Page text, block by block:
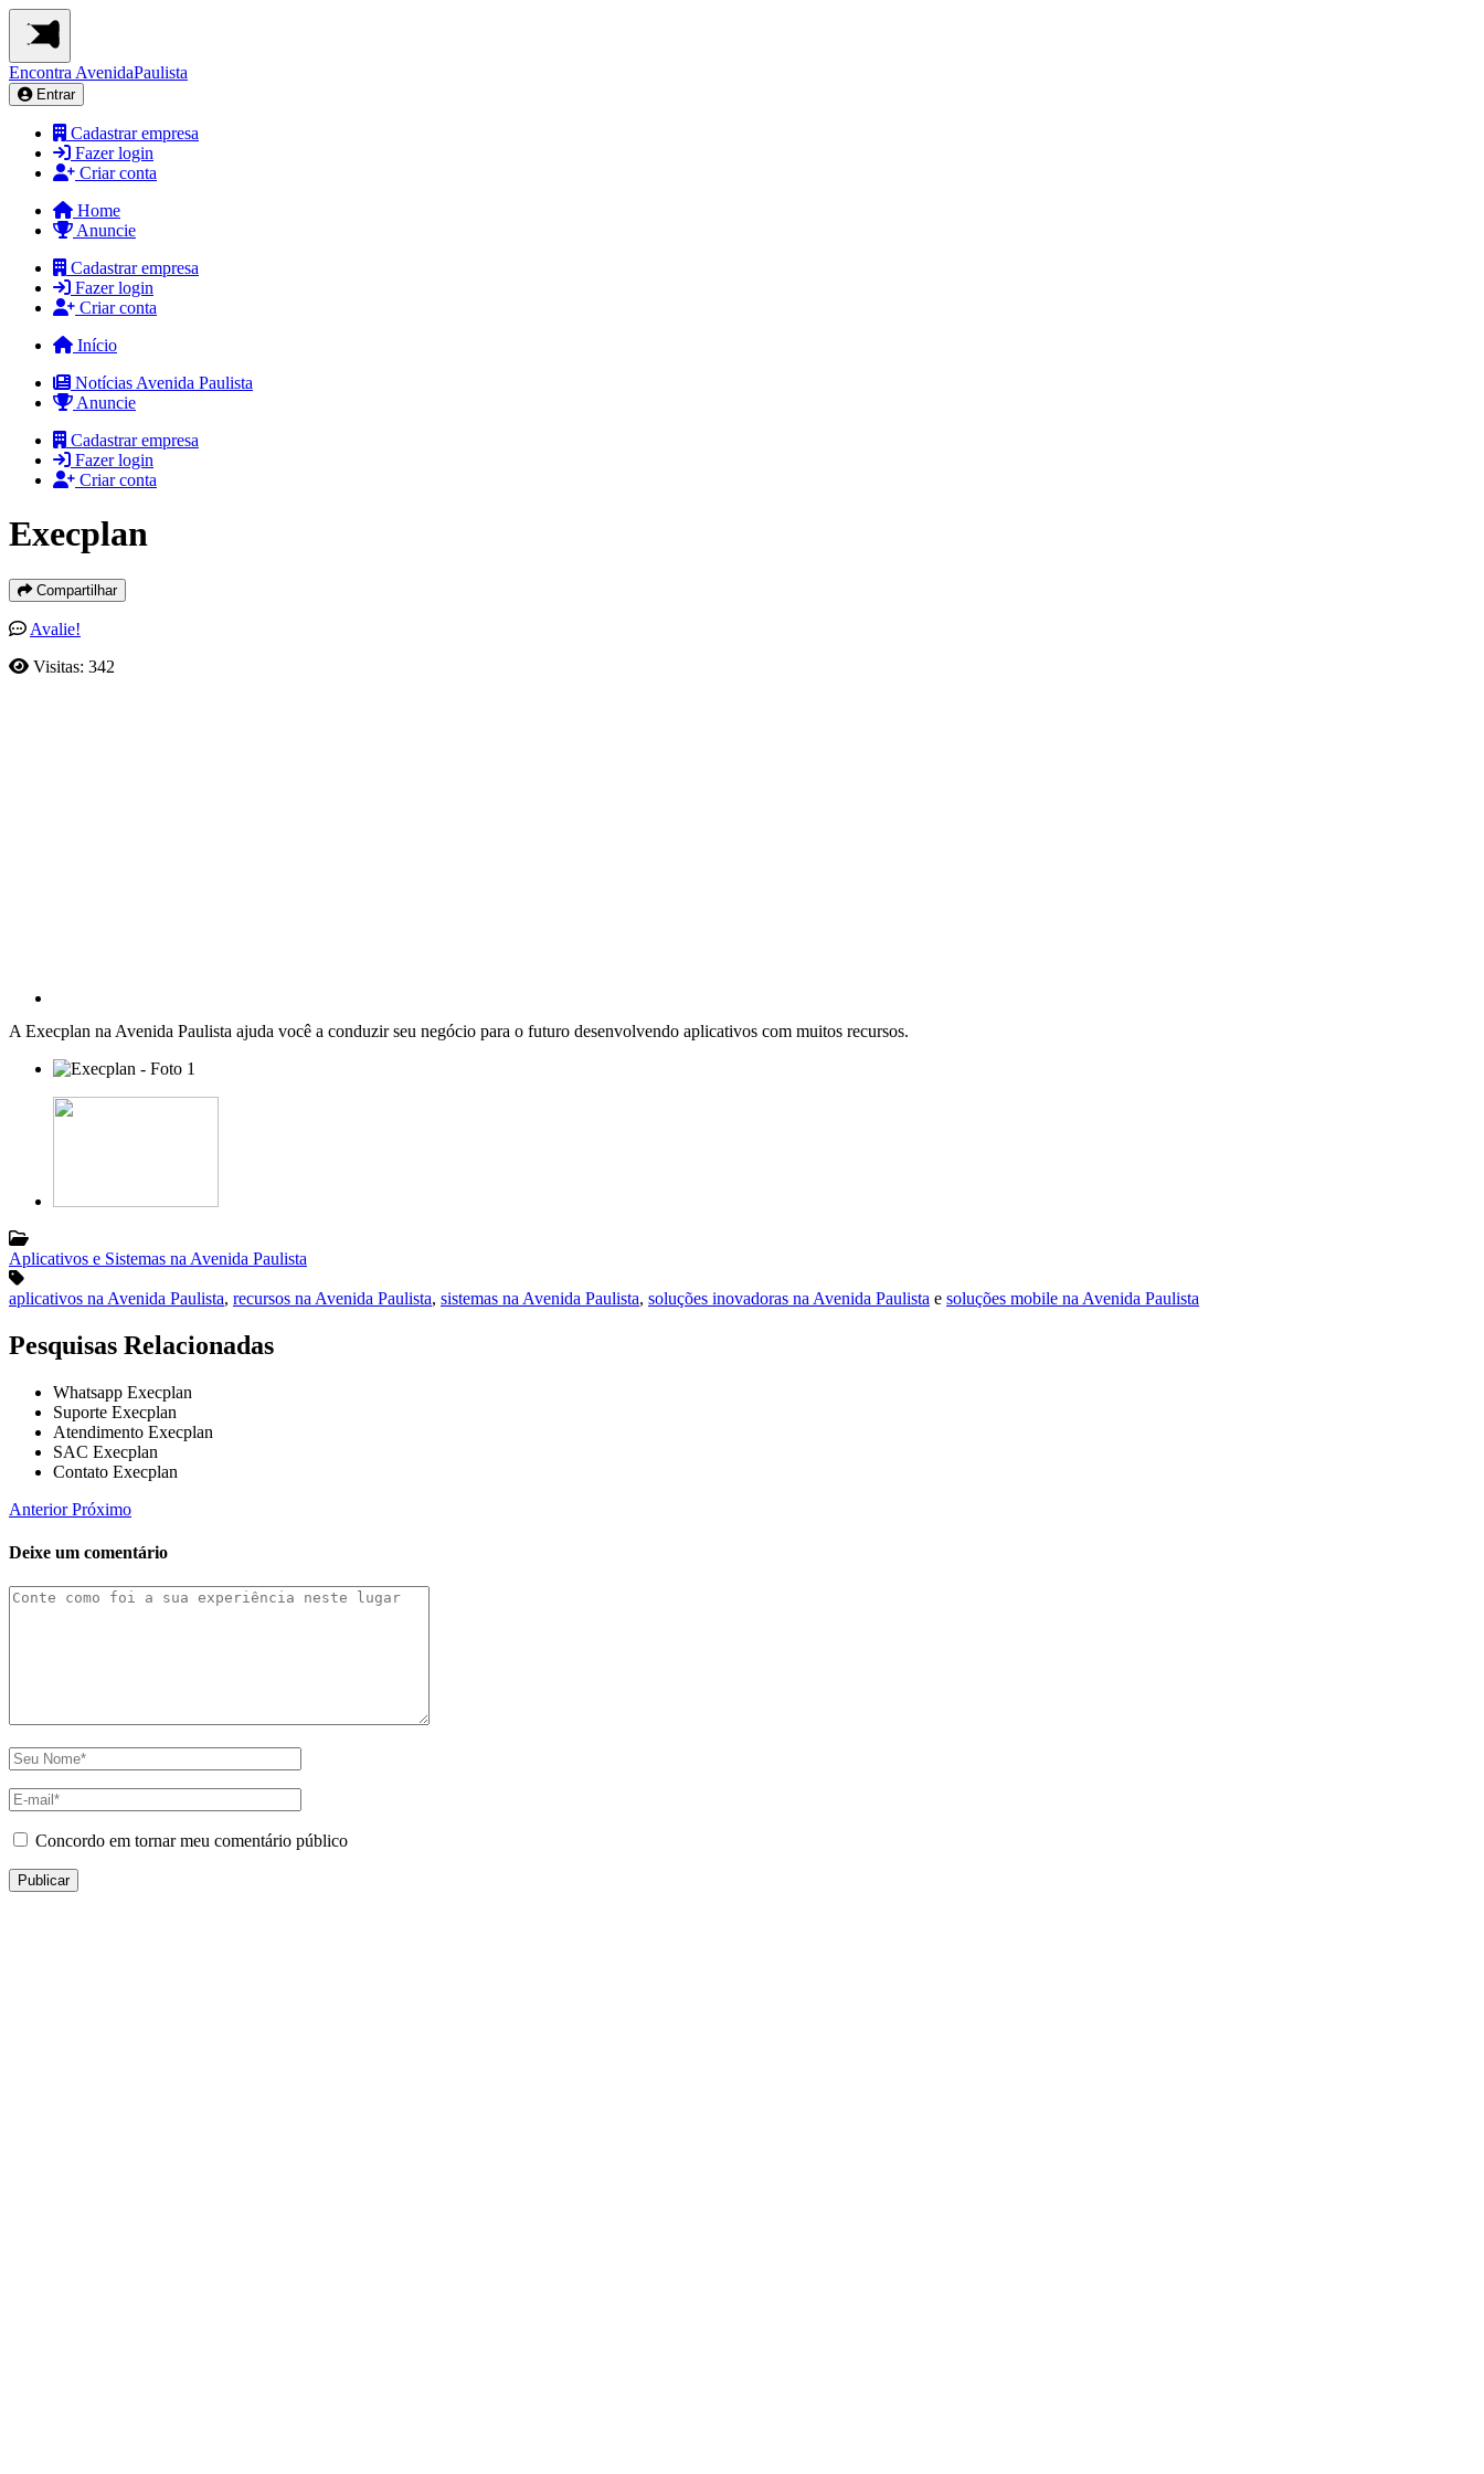
Encontra AvenidaPaulista
Entrar
Cadastrar empresa
Fazer login
Criar conta
Home
Anuncie
Cadastrar empresa
Fazer login
Criar conta
Início
Notícias Avenida Paulista
Anuncie
Cadastrar empresa
Fazer login
Criar conta
Execplan
Compartilhar
Avalie!
Visitas: 342
A Execplan na Avenida Paulista ajuda você a conduzir seu negócio para o futuro desenvolvendo aplicativos com muitos recursos.
Aplicativos e Sistemas na Avenida Paulista
aplicativos na Avenida Paulista, recursos na Avenida Paulista, sistemas na Avenida Paulista, soluções inovadoras na Avenida Paulista e soluções mobile na Avenida Paulista
Pesquisas Relacionadas
Whatsapp Execplan
Suporte Execplan
Atendimento Execplan
SAC Execplan
Contato Execplan
AnteriorPróximo
Deixe um comentário
Concordo em tornar meu comentário público